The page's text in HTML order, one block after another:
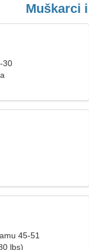
Muškarci
30
45-51
lbs)